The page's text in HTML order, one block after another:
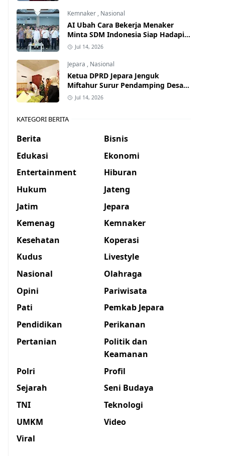
Kemnaker , Nasional
AI Ubah Cara Bekerja Menaker
Minta SDM Indonesia Siap Hadapi
Dunia Kerja Baru
Jul 14, 2026
Jepara , Nasional
Ketua DPRD Jepara Jenguk
Miftahur Surur Pendamping Desa
yang Sakit
Jul 14, 2026
KATEGORI BERITA
Berita
Bisnis
Edukasi
Ekonomi
Entertainment
Hiburan
Hukum
Jateng
Jatim
Jepara
Kemenag
Kemnaker
Kesehatan
Koperasi
Kudus
Livestyle
Nasional
Olahraga
Opini
Pariwisata
Pati
Pemkab Jepara
Pendidikan
Perikanan
Pertanian
Politik dan
Keamanan
Polri
Profil
Sejarah
Seni Budaya
TNI
Teknologi
UMKM
Video
Viral